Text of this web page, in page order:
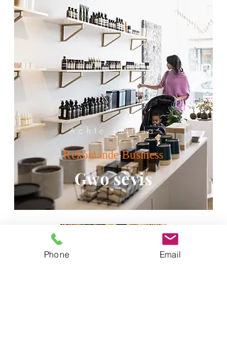
Achte isit la
RekòmandeBusiness
Gwo sèvis
Phone Email